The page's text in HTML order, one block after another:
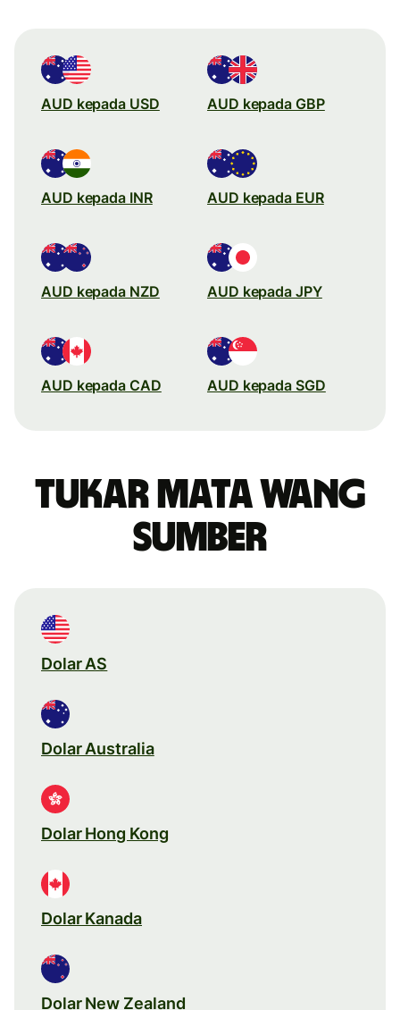
AUD kepada USD AUD kepada GBP
AUD kepada INR AUD kepada EUR
AUD kepada NZD AUD kepada JPY
AUD kepada CAD AUD kepada SGD
Tukar mata wang
sumber
Dolar AS
Dolar Australia
Dolar Hong Kong
Dolar Kanada
Dolar New Zealand